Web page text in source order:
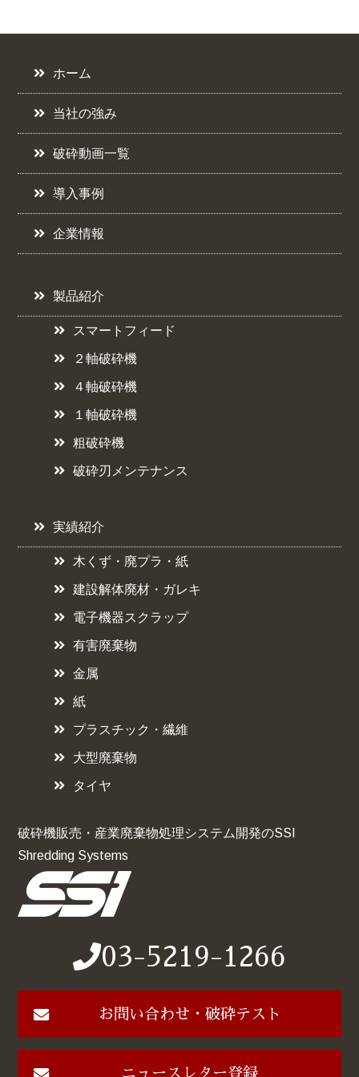
ホーム
当社の強み
破砕動画一覧
導入事例
企業情報
製品紹介
スマートフィード
２軸破砕機
４軸破砕機
１軸破砕機
粗破砕機
破砕刃メンテナンス
実績紹介
木くず・廃プラ・紙
建設解体廃材・ガレキ
電子機器スクラップ
有害廃棄物
金属
紙
プラスチック・繊維
大型廃棄物
タイヤ
破砕機販売・産業廃棄物処理システム開発のSSI
Shredding Systems
03-5219-1266
お問い合わせ・破砕テスト
ニュースレター登録